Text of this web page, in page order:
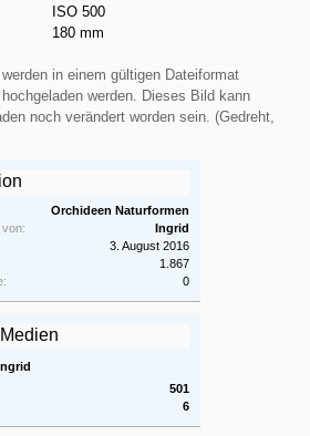
ISO 500
180 mm
in einem gültigen Dateiformat
werden. Dieses Bild kann
noch verändert worden sein. (Gedreht,
Orchideen Naturformen
Ingrid
3. August 2016
1.867
0
501
6